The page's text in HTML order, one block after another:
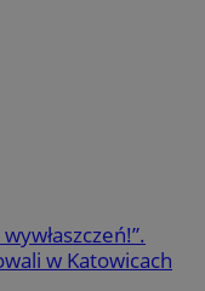
w Katowicach